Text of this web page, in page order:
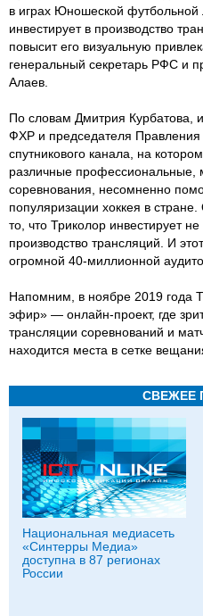
в играх Юношеской футбольной
инвестирует в производство
повысит его визуальную
генеральный секретарь РФС и
Алаев.
По словам Дмитрия Курбатова,
ФХР и председателя Правления
спутникового канала, на
различные профессиональные,
соревнования, несомненно
популяризации хоккея в
то, что Триколор инвестирует
производство трансляций. И
огромной 40-миллионной
Напомним, в ноябре 2019 года
эфир» — онлайн-проект, где
трансляции соревнований и
находится места в сетке
СВЕЖЕЕ
Национальная медиасеть
«Синтерры Медиа»
доступна в 87 регионах
России